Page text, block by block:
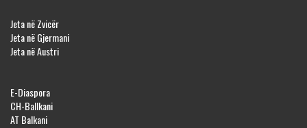
Jeta në Zvicër
Jeta në Gjermani
Jeta në Austri
E-Diaspora
CH-Ballkani
AT Balkani